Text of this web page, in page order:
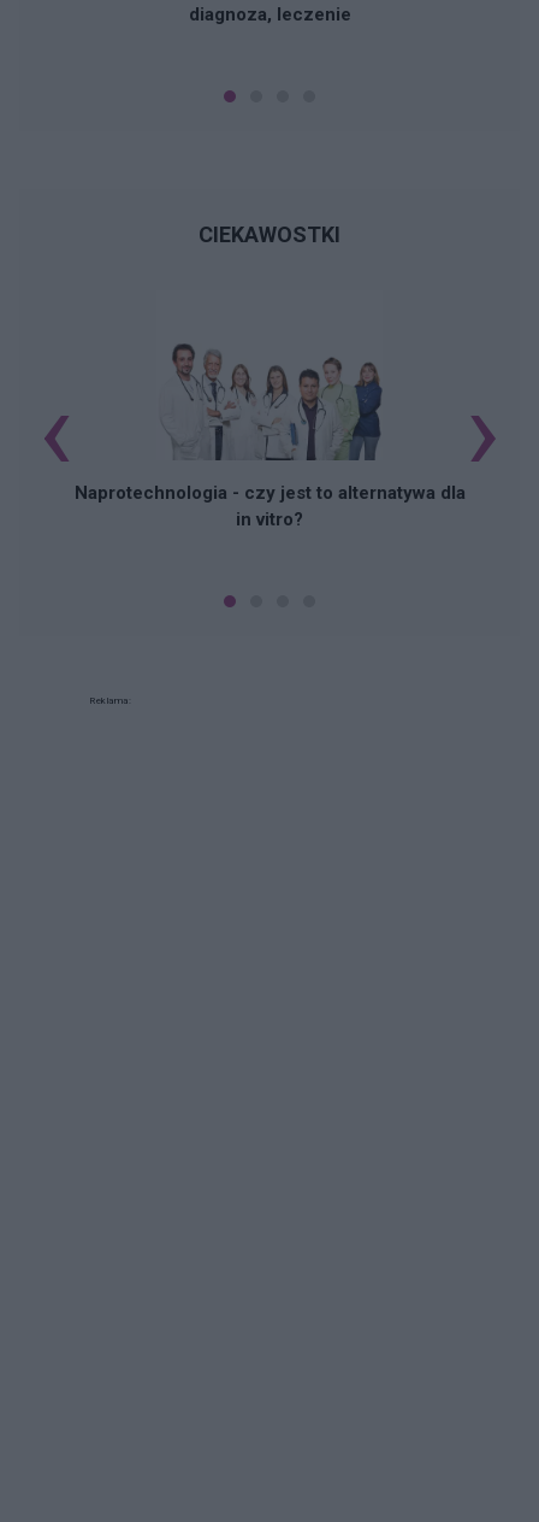
diagnoza, leczenie
CIEKAWOSTKI
Naprotechnologia - czy jest to alternatywa dla
in vitro?
‹ ›
Reklama: